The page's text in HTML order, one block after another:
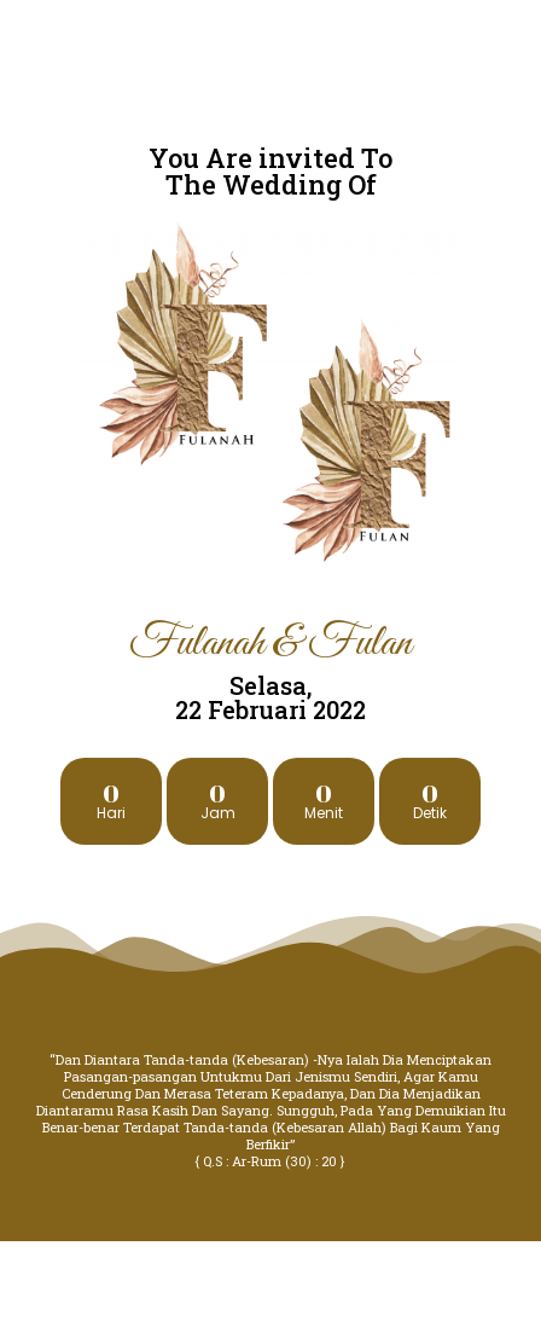
You Are invited To
The Wedding Of
Fulanah & Fulan
Selasa,
22 Februari 2022
0
Hari
0
Jam
0
Menit
0
Detik
“Dan Diantara Tanda-tanda (Kebesaran) -Nya Ialah Dia Menciptakan
Pasangan-pasangan Untukmu Dari Jenismu Sendiri, Agar Kamu
Cenderung Dan Merasa Teteram Kepadanya, Dan Dia Menjadikan
Diantaramu Rasa Kasih Dan Sayang. Sungguh, Pada Yang Demuikian Itu
Benar-benar Terdapat Tanda-tanda (Kebesaran Allah) Bagi Kaum Yang
Berfikir”
{ Q.S : Ar-Rum (30) : 20 }